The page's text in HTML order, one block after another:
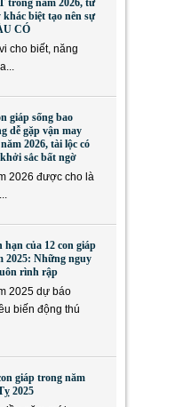
trong năm 2026, tư
khác biệt tạo nên sự
CÓ
cho biết, năng
giáp sống bao
dễ gặp vận may
2026, tài lộc có
sắc bất ngờ
2026 được cho là
hạn của 12 con giáp
2025: Những nguy
rình rập
2025 dự báo
biến động thú
giáp trong năm
2025